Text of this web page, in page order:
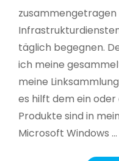
täglich begegnen.
ich meine
meine
es hilft dem ein
Produkte sind in
Microsoft Windows …